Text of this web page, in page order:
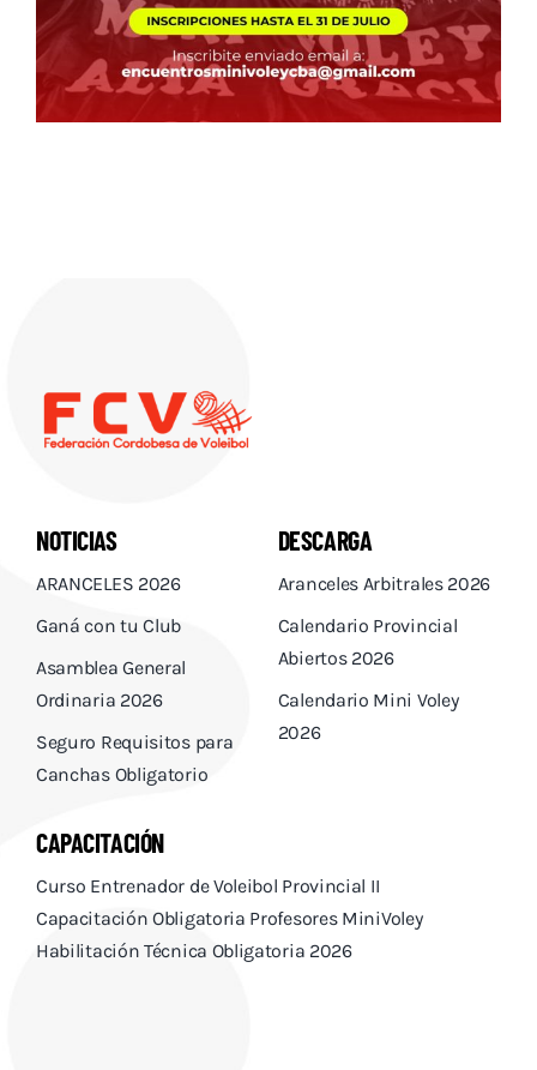
NOTICIAS
ARANCELES 2026
Ganá con tu Club
Asamblea General
Ordinaria 2026
Seguro Requisitos para
Canchas Obligatorio
DESCARGA
Aranceles Arbitrales 2026
Calendario Provincial
Abiertos 2026
Calendario Mini Voley
2026
CAPACITACIÓN
Curso Entrenador de Voleibol Provincial II
Capacitación Obligatoria Profesores MiniVoley
Habilitación Técnica Obligatoria 2026